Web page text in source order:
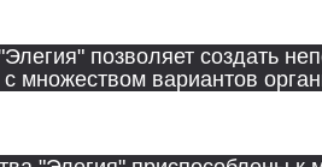
позволяет создать
с множеством вариантов